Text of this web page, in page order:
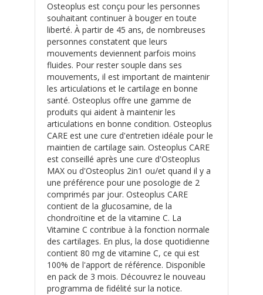
Osteoplus est conçu pour les personnes
souhaitant continuer à bouger en toute
liberté. À partir de 45 ans, de nombreuses
personnes constatent que leurs
mouvements deviennent parfois moins
fluides. Pour rester souple dans ses
mouvements, il est important de maintenir
les articulations et le cartilage en bonne
santé. Osteoplus offre une gamme de
produits qui aident à maintenir les
articulations en bonne condition. Osteoplus
CARE est une cure d'entretien idéale pour le
maintien de cartilage sain. Osteoplus CARE
est conseillé après une cure d'Osteoplus
MAX ou d'Osteoplus 2in1 ou/et quand il y a
une préférence pour une posologie de 2
comprimés par jour. Osteoplus CARE
contient de la glucosamine, de la
chondroïtine et de la vitamine C. La
Vitamine C contribue à la fonction normale
des cartilages. En plus, la dose quotidienne
contient 80 mg de vitamine C, ce qui est
100% de l'apport de référence. Disponible
en pack de 3 mois. Découvrez le nouveau
programma de fidélité sur la notice.